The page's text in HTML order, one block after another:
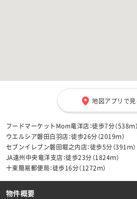
地図アプリで見
フードマーケットMom竜洋店：徒歩7分（538ｍ）
ウエルシア磐田白羽店：徒歩26分（2019ｍ）
セブンイレブン磐田堀之内店：徒歩5分（391ｍ）
JA遠州中央竜洋支店：徒歩23分（1824ｍ）
十束簡易郵便局：徒歩16分（1272ｍ）
物件概要